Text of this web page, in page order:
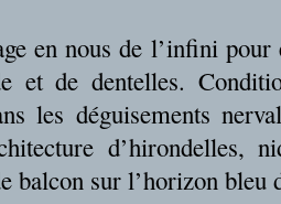
en nous de l’infini pour
et de dentelles.
les déguisements
d’hirondelles,
balcon sur l’horizon bleu